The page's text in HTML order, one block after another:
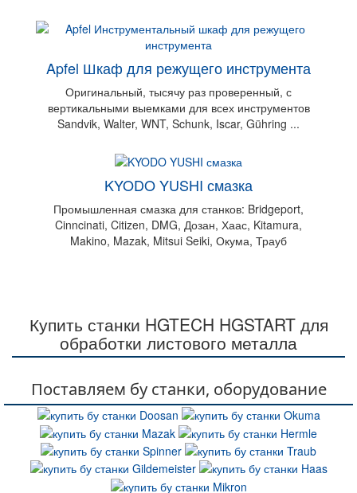
Apfel Шкаф для режущего инструмента
Оригинальный, тысячу раз проверенный, с
вертикальными выемками для всех инструментов
Sandvik, Walter, WNT, Schunk, Iscar, Gühring ...
KYODO YUSHI смазка
Промышленная смазка для станков: Bridgeport,
Cinncinati, Citizen, DMG, Дозан, Хаас, Kitamura,
Makino, Mazak, Mitsui Seiki, Окума, Трауб
Купить станки HGTECH HGSTART для
обработки листового металла
Поставляем бу станки, оборудование